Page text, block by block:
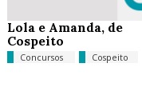
Lola e Amanda, de
Cospeito
Concursos Cospeito